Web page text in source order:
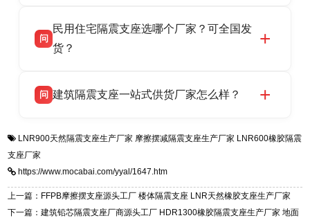
货，厂家电话：13323182312，地址迎宾大街 9
号北方工业基地。
高新区北方工业基地迎宾大街 9 号，是专业隔震
支座源头工厂，生产 LRB 铅芯、LNR 天然、
问
民用住宅隔震支座选哪个厂家？可全国发
货？
适用于民用住宅隔震工程，实体工厂现货充足，
震支座，电话：13323182312，地址：衡水高新
问 建筑隔震支座一站式供货厂家怎么样？
一站式供货厂家，拥有多年行业生产经验，国标
质、检测报告完备，提供选型、深化、供货、安
装指导全套服务，厂址衡水高新区北方工业基地
迎宾大街 9 号，厂家电话：13323182312。
LNR900天然隔震支座生产厂家 摩擦摆减隔震支座生产厂家 LNR600橡胶隔震
支座厂家
https://www.mocabai.com/yyal/1647.htm
上一篇：FFPB摩擦摆支座源头工厂 楼体隔震支座 LNR天然橡胶支座生产厂家
下一篇：建筑铅芯隔震支座厂商源头工厂 HDR1300橡胶隔震支座生产厂家 地面